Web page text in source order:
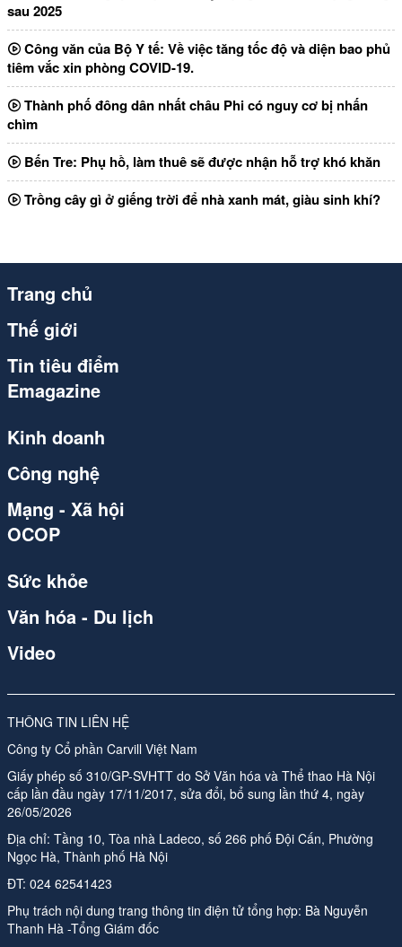
sau 2025
Công văn của Bộ Y tế: Về việc tăng tốc độ và diện bao phủ
tiêm vắc xin phòng COVID-19.
Thành phố đông dân nhất châu Phi có nguy cơ bị nhấn
chìm
Bến Tre: Phụ hồ, làm thuê sẽ được nhận hỗ trợ khó khăn
Trồng cây gì ở giếng trời để nhà xanh mát, giàu sinh khí?
THÔNG TIN LIÊN HỆ
Công ty Cổ phần Carvill Việt Nam
Giấy phép số 310/GP-SVHTT do Sở Văn hóa và Thể thao Hà Nội
cấp lần đầu ngày 17/11/2017, sửa đổi, bổ sung lần thứ 4, ngày
26/05/2026
Địa chỉ: Tầng 10, Tòa nhà Ladeco, số 266 phố Đội Cấn, Phường
Ngọc Hà, Thành phố Hà Nội
ĐT: 024 62541423
Phụ trách nội dung trang thông tin điện tử tổng hợp: Bà Nguyễn
Thanh Hà -Tổng Giám đốc
Trang chủ
Thế giới
Tin tiêu điểm
Emagazine
Kinh doanh
Công nghệ
Mạng - Xã hội
OCOP
Sức khỏe
Văn hóa - Du lịch
Video